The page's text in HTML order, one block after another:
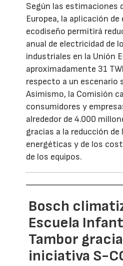
Según las estimaciones
Europea, la aplicación
ecodiseño permitirá
anual de electricidad de
industriales en la Unión
aproximadamente 31
respecto a un escenario
Asimismo, la Comisión
consumidores y
alrededor de 4.000
gracias a la reducción
energéticas y de los
de los equipos.
Bosch
Escuela
Tambor
iniciativa S-